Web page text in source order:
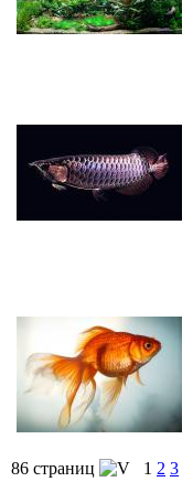
86 страниц 1 2 3